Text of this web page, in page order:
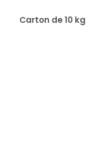
Carton de 10 kg